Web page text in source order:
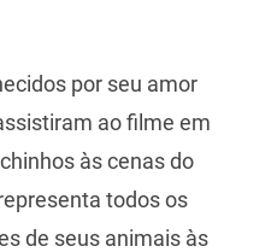
por seu amor
ao filme em
às cenas do
todos os
de seus animais às